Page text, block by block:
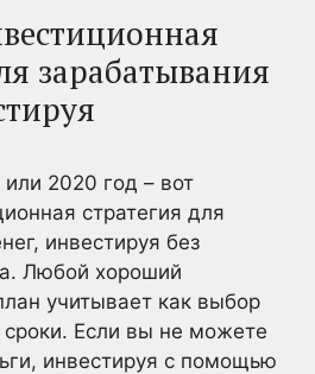
зарабатывания
или 2020 год – вот
стратегия для
инвестируя без
Любой хороший
учитывает как выбор
сроки. Если вы не можете
инвестируя с помощью